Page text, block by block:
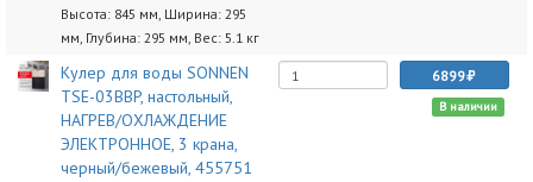
Высота: 845 мм, Ширина: 295
мм, Глубина: 295 мм, Вес: 5.1 кг
Кулер для воды SONNEN
TSE-03BBP, настольный,
НАГРЕВ/ОХЛАЖДЕНИЕ
ЭЛЕКТРОННОЕ, 3 крана,
черный/бежевый, 455751
6899
В наличии